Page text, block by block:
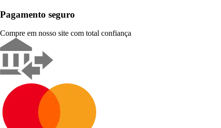
Pagamento seguro
Compre em nosso site com total confiança